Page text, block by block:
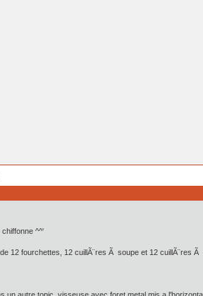
^^'
12 fourchettes, 12 cuillÃ¨res Ã soupe et 12 cuillÃ¨res Ã